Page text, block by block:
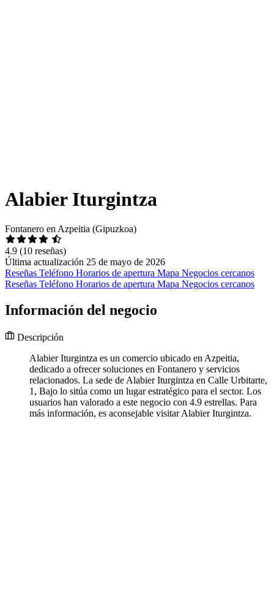
Alabier Iturgintza
Fontanero en Azpeitia (Gipuzkoa)
4.9 (10 reseñas)
Última actualización 25 de mayo de 2026
Reseñas Teléfono Horarios de apertura Mapa Negocios cercanos
Reseñas Teléfono Horarios de apertura Mapa Negocios cercanos
Información del negocio
Descripción
Alabier Iturgintza es un comercio ubicado en Azpeitia,
dedicado a ofrecer soluciones en Fontanero y servicios
relacionados. La sede de Alabier Iturgintza en Calle Urbitarte,
1, Bajo lo sitúa como un lugar estratégico para el sector. Los
usuarios han valorado a este negocio con 4.9 estrellas. Para
más información, es aconsejable visitar Alabier Iturgintza.